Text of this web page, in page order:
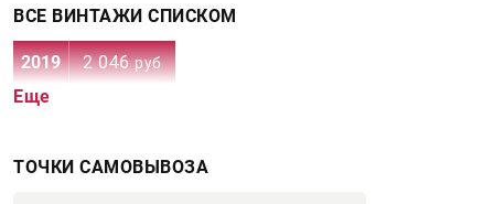
ВСЕ ВИНТАЖИ СПИСКОМ
2019 2 046руб
Еще
ТОЧКИ САМОВЫВОЗА